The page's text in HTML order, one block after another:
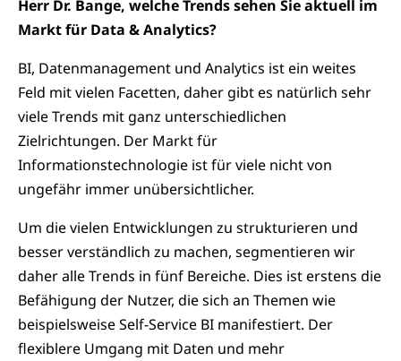
Herr Dr. Bange, welche Trends sehen Sie aktuell im
Markt für Data & Analytics?
BI, Datenmanagement und Analytics ist ein weites
Feld mit vielen Facetten, daher gibt es natürlich sehr
viele Trends mit ganz unterschiedlichen
Zielrichtungen. Der Markt für
Informationstechnologie ist für viele nicht von
ungefähr immer unübersichtlicher.
Um die vielen Entwicklungen zu strukturieren und
besser verständlich zu machen, segmentieren wir
daher alle Trends in fünf Bereiche. Dies ist erstens die
Befähigung der Nutzer, die sich an Themen wie
beispielsweise Self-Service BI manifestiert. Der
flexiblere Umgang mit Daten und mehr